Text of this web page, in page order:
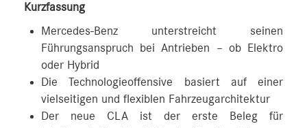
Kurzfassung
Mercedes-Benz unterstreicht seinen
Führungsanspruch bei Antrieben – ob Elektro
oder Hybrid
Die Technologieoffensive basiert auf einer
vielseitigen und flexiblen Fahrzeugarchitektur
Der neue CLA ist der erste Beleg für